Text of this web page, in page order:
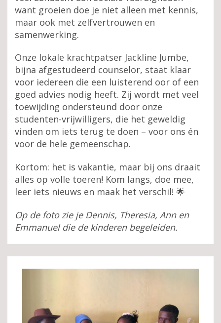
want groeien doe je niet alleen met kennis,
maar ook met zelfvertrouwen en
samenwerking.
Onze lokale krachtpatser Jackline Jumbe,
bijna afgestudeerd counselor, staat klaar
voor iedereen die een luisterend oor of een
goed advies nodig heeft. Zij wordt met veel
toewijding ondersteund door onze
studenten-vrijwilligers, die het geweldig
vinden om iets terug te doen – voor ons én
voor de hele gemeenschap.
Kortom: het is vakantie, maar bij ons draait
alles op volle toeren! Kom langs, doe mee,
leer iets nieuws en maak het verschil! 🌟
Op de foto zie je Dennis, Theresia, Ann en
Emmanuel die de kinderen begeleiden.